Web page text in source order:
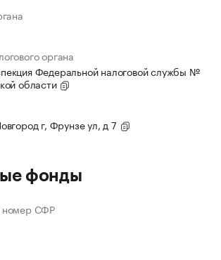
органа
Федеральной налоговой службы №
области
г, Фрунзе ул, д 7
фонды
номер СФР